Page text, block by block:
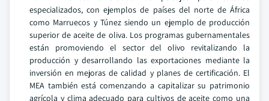
especializados, con ejemplos de países del norte de África
como Marruecos y Túnez siendo un ejemplo de producción
superior de aceite de oliva. Los programas gubernamentales
están promoviendo el sector del olivo revitalizando la
producción y desarrollando las exportaciones mediante la
inversión en mejoras de calidad y planes de certificación. El
MEA también está comenzando a capitalizar su patrimonio
agrícola y clima adecuado para cultivos de aceite como una